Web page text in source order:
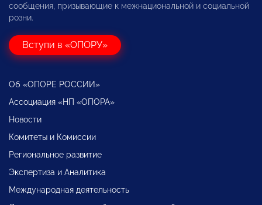
сообщения, призывающие к межнациональной и социальной
розни.
Вступи в «ОПОРУ»
Об «ОПОРЕ РОССИИ»
Ассоциация «НП «ОПОРА»
Новости
Комитеты и Комиссии
Региональное развитие
Экспертиза и Аналитика
Международная деятельность